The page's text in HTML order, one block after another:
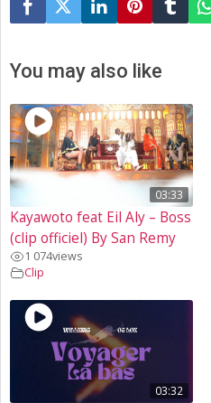
You may also like
03:33
Kayawoto feat Eil Aly – Boss
(clip officiel) By San Remy
1 074views
Clip
03:32